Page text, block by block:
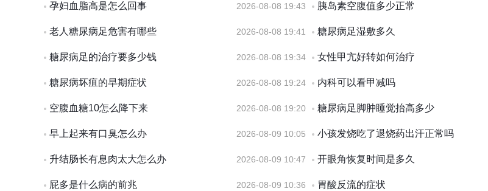
孕妇血脂高是怎么回事 2026-08-08 19:43 胰岛素空腹值多少正常
老人糖尿病足危害有哪些 2026-08-08 19:41 糖尿病足湿敷多久
糖尿病足的治疗要多少钱 2026-08-08 19:34 女性甲亢好转如何治疗
糖尿病坏疽的早期症状 2026-08-08 19:24 内科可以看甲减吗
空腹血糖10怎么降下来 2026-08-08 19:20 糖尿病足脚肿睡觉抬高多少
早上起来有口臭怎么办 2026-08-09 10:05 小孩发烧吃了退烧药出汗正常吗
升结肠长有息肉太大怎么办 2026-08-09 10:47 开眼角恢复时间是多久
屁多是什么病的前兆 2026-08-09 10:36 胃酸反流的症状